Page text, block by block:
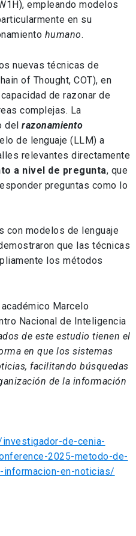
empleando modelos
en su
humano.
nuevas técnicas de
of Thought, COT), en
de razonar de
complejas. La
delrazonamiento
de lenguaje (LLM) a
relevantes directamente
a nivel de pregunta, que
preguntas como lo
con modelos de lenguaje
que las técnicas
los métodos
Marcelo
Nacional de Inteligencia
de este estudio tienen el
en que los sistemas
facilitando búsquedas
de la información
de-cenia-
2025-metodo-de-
informacion-en-noticias/